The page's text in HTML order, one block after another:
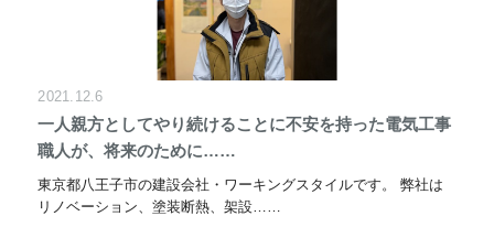
2021.12.6
一人親方としてやり続けることに不安を持った電気工事
職人が、将来のために……
東京都八王子市の建設会社・ワーキングスタイルです。 弊社は
リノベーション、塗装断熱、架設……